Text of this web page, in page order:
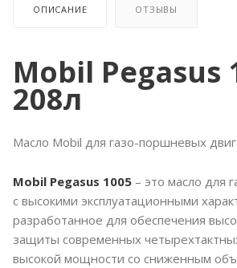
ОПИСАНИЕ ОТЗЫВЫ
Mobil Pegasus
208л
Масло Mobil для газо-поршневых
Mobil Pegasus 1005 – это масло для
с высокими эксплуатационными
разработанное для обеспечения
защиты современных
высокой мощности со сниженным